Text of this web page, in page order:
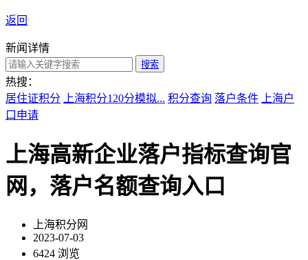
返回
新闻详情
搜索
热搜：
居住证积分
上海积分120分模拟... 积分查询 落户条件
上海户
口申请
上海高新企业落户指标查询官
网，落户名额查询入口
上海积分网
2023-07-03
6424 浏览